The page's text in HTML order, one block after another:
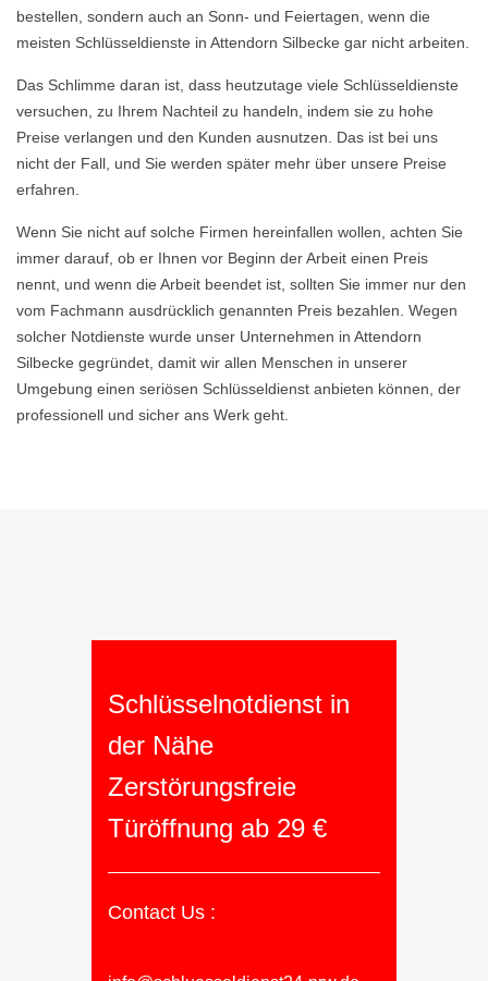
bestellen, sondern auch an Sonn- und Feiertagen, wenn die
meisten Schlüsseldienste in Attendorn Silbecke gar nicht arbeiten.
Das Schlimme daran ist, dass heutzutage viele Schlüsseldienste
versuchen, zu Ihrem Nachteil zu handeln, indem sie zu hohe
Preise verlangen und den Kunden ausnutzen. Das ist bei uns
nicht der Fall, und Sie werden später mehr über unsere Preise
erfahren.
Wenn Sie nicht auf solche Firmen hereinfallen wollen, achten Sie
immer darauf, ob er Ihnen vor Beginn der Arbeit einen Preis
nennt, und wenn die Arbeit beendet ist, sollten Sie immer nur den
vom Fachmann ausdrücklich genannten Preis bezahlen. Wegen
solcher Notdienste wurde unser Unternehmen in Attendorn
Silbecke gegründet, damit wir allen Menschen in unserer
Umgebung einen seriösen Schlüsseldienst anbieten können, der
professionell und sicher ans Werk geht.
Schlüsselnotdienst in
der Nähe
Zerstörungsfreie
Türöffnung ab 29 €
Contact Us :